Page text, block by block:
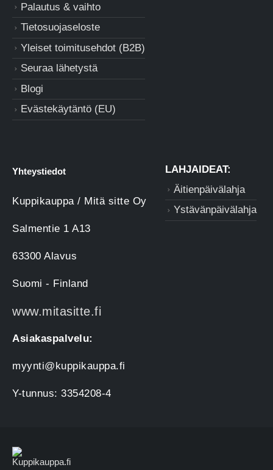
Palautus & vaihto
Tietosuojaseloste
Yleiset toimitusehdot (B2B)
Seuraa lähetystä
Blogi
Evästekäytäntö (EU)
Yhteystiedot
Kuppikauppa / Mitä sitte Oy
Salmentie 1 A13
63300 Alavus
Suomi - Finland
www.mitasitte.fi
Asiakaspalvelu:
myynti@kuppikauppa.fi
Y-tunnus: 3354208-4
LAHJAIDEAT:
Äitienpäivälahja
Ystävänpäivälahja